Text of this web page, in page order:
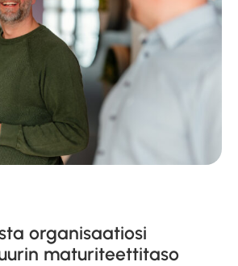
organisaatiosi
maturiteettitaso